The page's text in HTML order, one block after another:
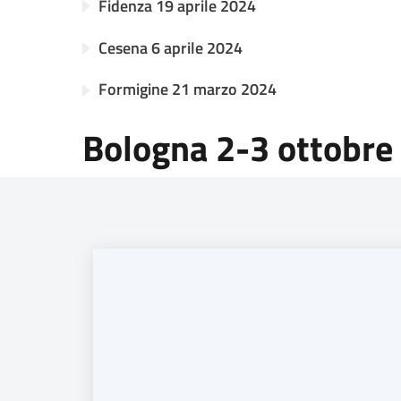
Fidenza 19 aprile 2024
Cesena 6 aprile 2024
Formigine 21 marzo 2024
Bologna 2-3